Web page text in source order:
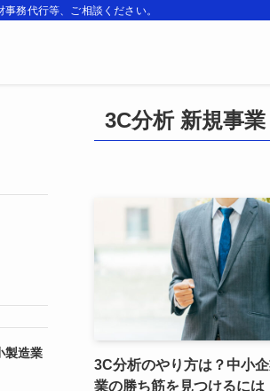
務代行等、ご相談ください。
3C分析 新規事業
3C分析のやり方は？中小
業の勝ち筋を見つけるには
製造業